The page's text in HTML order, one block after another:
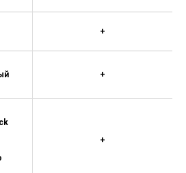
приборов с
дисплеем
в центральной
(Подогрев передних
водителя;
фары с
поворотов) — 15 000 ₽
+
+
+